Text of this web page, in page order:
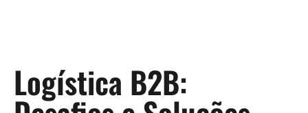
Logística B2B: